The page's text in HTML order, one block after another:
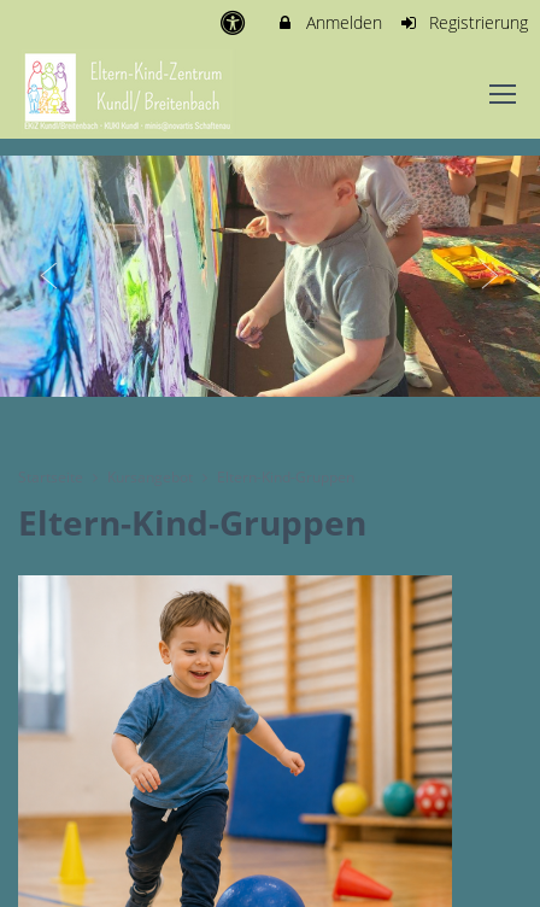
Anmelden Registrierung
Eltern-Kind-Gruppen